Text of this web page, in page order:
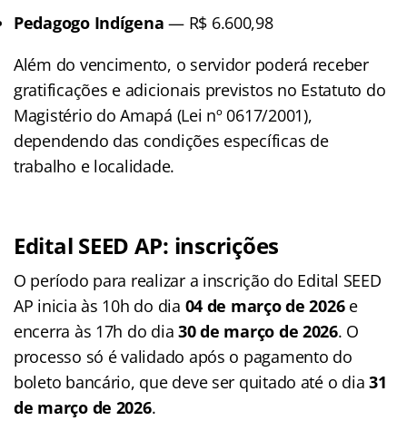
Pedagogo Indígena — R$ 6.600,98
Além do vencimento, o servidor poderá receber
gratificações e adicionais previstos no Estatuto do
Magistério do Amapá (Lei nº 0617/2001),
dependendo das condições específicas de
trabalho e localidade.
Edital SEED AP: inscrições
O período para realizar a inscrição do Edital SEED
AP inicia às 10h do dia 04 de março de 2026e
encerra às 17h do dia30 de março de 2026. O
processo só é validado após o pagamento do
boleto bancário, que deve ser quitado até o dia31
de março de 2026.